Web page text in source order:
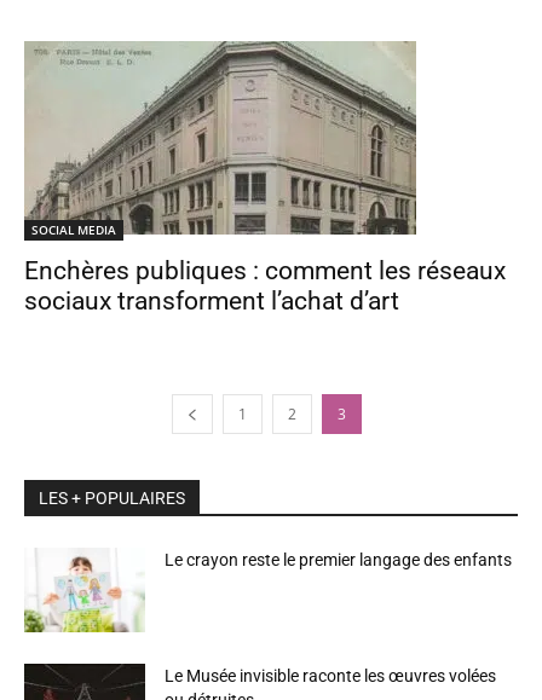
SOCIAL MEDIA
Enchères publiques : comment les réseaux
sociaux transforment l’achat d’art
1 2 3
LES + POPULAIRES
Le crayon reste le premier langage des enfants
Le Musée invisible raconte les œuvres volées